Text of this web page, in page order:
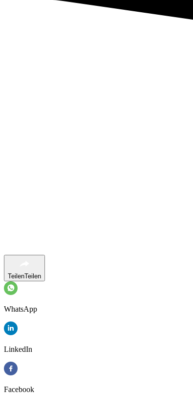
TeilenTeilen
WhatsApp
LinkedIn
Facebook